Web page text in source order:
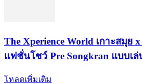
​The Xperience World เกาะสมุย
แฟชั่นโชว์ Pre Songkran แบบเ
โหลดเพิ่มเติม